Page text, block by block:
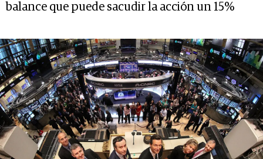
balance que puede sacudir la acción un 15%